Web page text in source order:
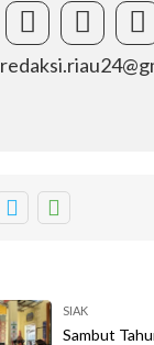
SIAK
Sambut